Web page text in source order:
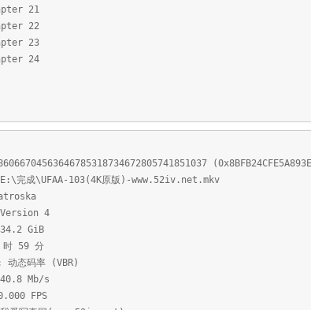
21
22
23
24
原版)-www.52iv.net.mkv
4
分
(VBR)
s